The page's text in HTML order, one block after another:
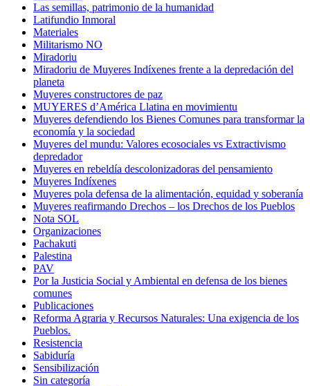
Las semillas, patrimonio de la humanidad
Latifundio Inmoral
Materiales
Militarismo NO
Miradoriu
Miradoriu de Muyeres Indíxenes frente a la depredación del
planeta
Muyeres constructores de paz
MUYERES d’América Llatina en movimientu
Muyeres defendiendo los Bienes Comunes para transformar la
economía y la sociedad
Muyeres del mundu: Valores ecosociales vs Extractivismo
depredador
Muyeres en rebeldía descolonizadoras del pensamiento
Muyeres Indíxenes
Muyeres pola defensa de la alimentación, equidad y soberanía
Muyeres reafirmando Drechos – los Drechos de los Pueblos
Nota SOL
Organizaciones
Pachakuti
Palestina
PAV
Por la Justicia Social y Ambiental en defensa de los bienes
comunes
Publicaciones
Reforma Agraria y Recursos Naturales: Una exigencia de los
Pueblos.
Resistencia
Sabiduría
Sensibilización
Sin categoría